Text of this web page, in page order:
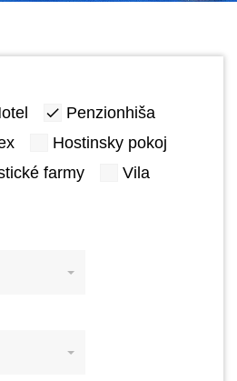
Penzionhiša
Hostinsky pokoj
farmy Vila